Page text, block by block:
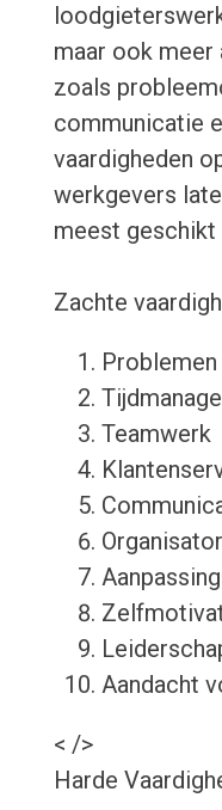
maar ook meer
zoals
communicatie
vaardigheden
werkgevers
meest geschikt
Zachte
Teamwerk
Aandacht
< />
Harde